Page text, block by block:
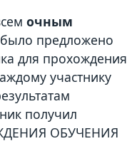
очным
предложено
для прохождения
участнику
получил
ОБУЧЕНИЯ